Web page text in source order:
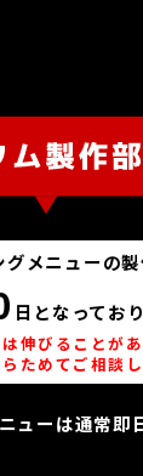
メニューの
日となっており
伸びることがあ
ためてご相談し
ューは通常即